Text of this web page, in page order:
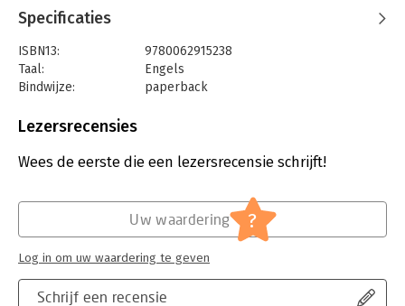
Specificaties
ISBN13:
9780062915238
Taal:
Engels
Bindwijze:
paperback
Uitgever:
Lezersrecensies
Wees de eerste die een lezersrecensie schrijft!
Schrijf een recensie
Uw waardering ?
Log in om uw waardering te geven